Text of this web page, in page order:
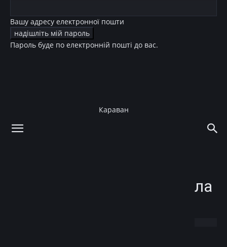
Вашу адресу електронної пошти
Пароль буде по електронній пошті до вас.
Караван
Даша Астафьева показала